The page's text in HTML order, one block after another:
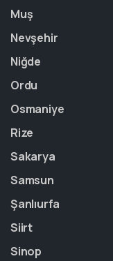
Muş
Nevşehir
Niğde
Ordu
Osmaniye
Rize
Sakarya
Samsun
Şanlıurfa
Siirt
Sinop